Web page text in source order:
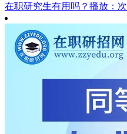
在职研究生有用吗？ 播放：次